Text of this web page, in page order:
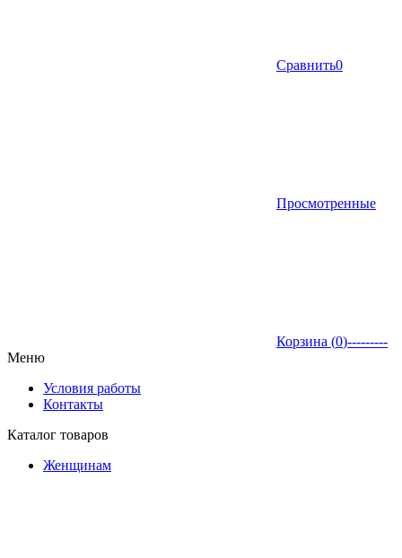
Сравнить0
Просмотренные
Корзина (0)---------
Меню
Условия работы
Контакты
Каталог товаров
Женщинам